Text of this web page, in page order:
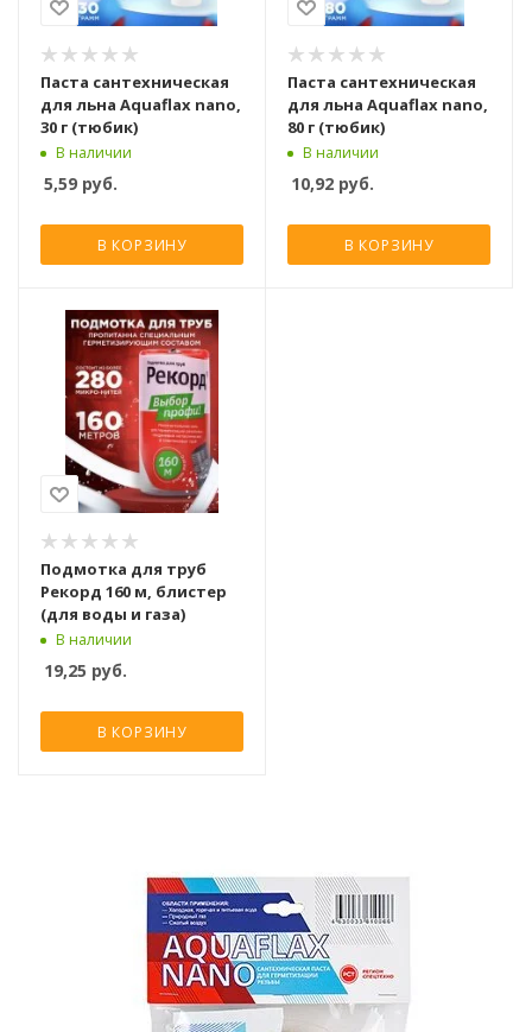
Паста сантехническая
для льна Aquaflax nano,
30 г (тюбик)
В наличии
5,59 руб.
В КОРЗИНУ
Паста сантехническая
для льна Aquaflax nano,
80 г (тюбик)
В наличии
10,92 руб.
В КОРЗИНУ
Подмотка для труб
Рекорд 160 м, блистер
(для воды и газа)
В наличии
19,25 руб.
В КОРЗИНУ